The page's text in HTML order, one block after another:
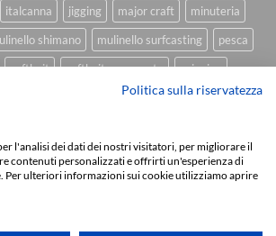
italcanna jigging major craft
minuteria
shimano mulinello surfcasting
pesca
softbait softbait yamamoto
spinning
trecciato trolling tubertini
daWe Blink Design
BLOG FAQ CONTATTI
Politica sulla riservatezza
l'analisi dei dati dei nostri visitatori, per migliorare il
contenuti personalizzati e offrirti un'esperienza di
Per ulteriori informazioni sui cookie utilizziamo aprire